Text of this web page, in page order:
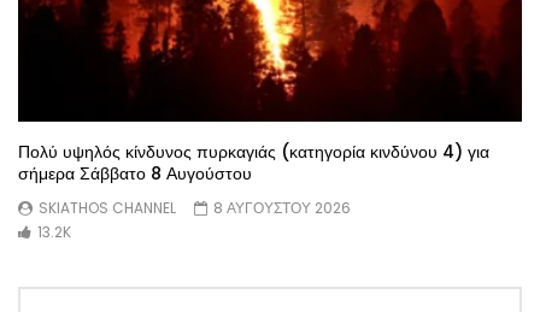
Πολύ υψηλός κίνδυνος πυρκαγιάς (κατηγορία κινδύνου 4) για
σήμερα Σάββατο 8 Αυγούστου
SKIATHOS CHANNEL
8 ΑΥΓΟΥΣΤΟΥ 2026
13.2K